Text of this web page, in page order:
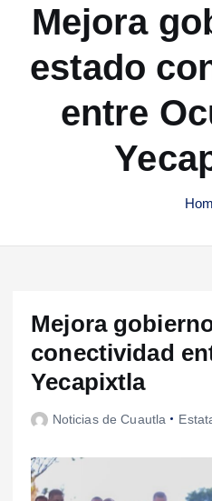
Mejora
estado
entre
Mejora
conectividad
Yecapixtla
Noticias de Cuautla